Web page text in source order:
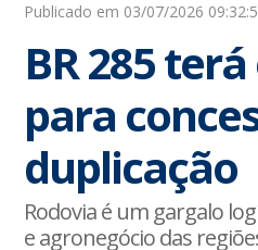
Publicado em 03/07/2026
BR 285
para
duplicação
Rodovia é um gargalo
e agronegócio das